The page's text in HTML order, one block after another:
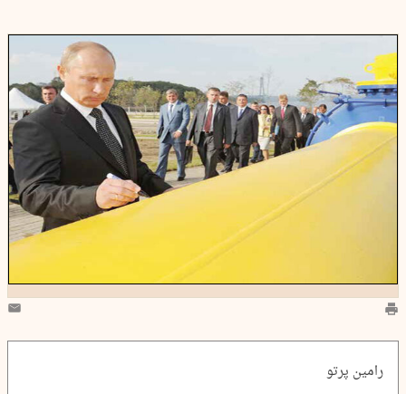
رامین پرتو